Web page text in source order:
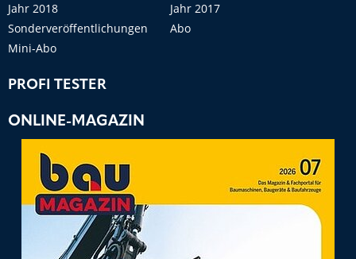
Jahr 2018
Jahr 2017
Sonderveröffentlichungen
Abo
Mini-Abo
PROFI TESTER
ONLINE-MAGAZIN